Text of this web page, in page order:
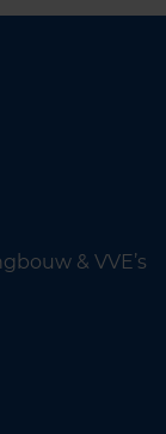
& VVE’s